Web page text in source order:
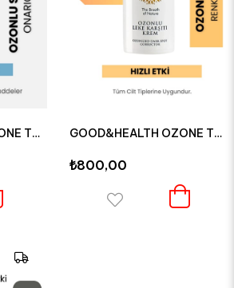
GOOD & HEALTH OZONE THERAPY ONARICI SAÇ BAKIM ŞAMPUANI 250 ML GOOD&HEALTH OZONE THERAPY OZONLU RENK EŞİTLEYİCİ LEKE KREMİ 50 ML
₺800,00